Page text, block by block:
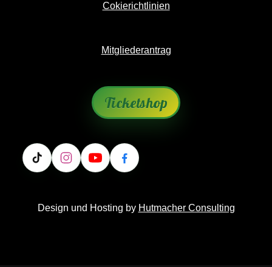
Cokierichtlinien
Mitgliederantrag
Ticketshop
Design und Hosting by Hutmacher Consulting